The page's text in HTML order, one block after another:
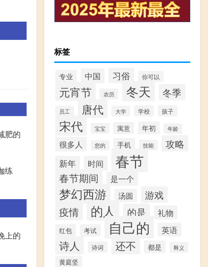
肥的
练
上的
标签
专业 中国 习俗 你可以
元宵节 农历 冬天 冬季
员工 唐代 大学 学校 孩子
宋代 宝宝 寓意 年初 年龄
很多人 您的 手机 技能 攻略
新年 时间 春节
春节期间 是一个
梦幻西游 汤圆 游戏
疫情 的人 的是 礼物
红包 考试 自己的 英语
诗人 诗词 还不 都是 释义
黄庭坚